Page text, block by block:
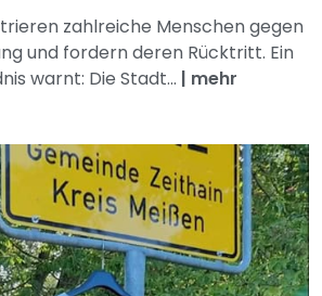
zahlreiche Menschen gegen
und fordern deren Rücktritt. Ein
warnt: Die Stadt... | mehr